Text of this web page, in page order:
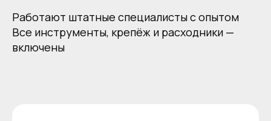
Работают штатные специалисты с опытом
Все инструменты, крепёж и расходники —
включены